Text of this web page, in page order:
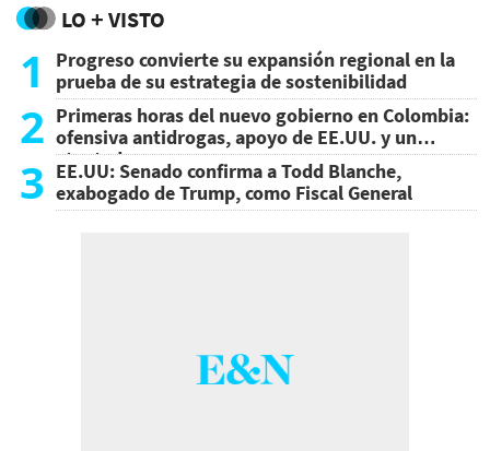
LO + VISTO
1
Progreso convierte su expansión regional en la
prueba de su estrategia de sostenibilidad
2 Primeras horas del nuevo gobierno en Colombia:
ofensiva antidrogas, apoyo de EE.UU. y un
atentado
3 EE.UU: Senado confirma a Todd Blanche,
exabogado de Trump, como Fiscal General